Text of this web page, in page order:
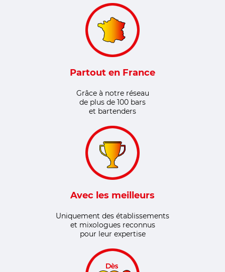
Partout en France
Grâce à notre réseau
de plus de 100 bars
et bartenders
Avec les meilleurs
Uniquement des établissements
et mixologues reconnus
pour leur expertise